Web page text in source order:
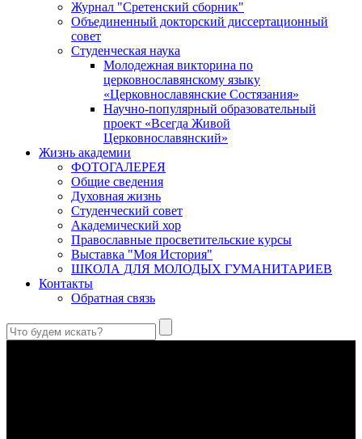
Журнал "Сретенский сборник"
Объединенный докторский диссертационный
совет
Студенческая наука
Молодежная викторина по
церковнославянскому языку
«Церковнославянские Состязания»
Научно-популярный образовательный
проект «Всегда Живой
Церковнославянский»
Жизнь академии
ФОТОГАЛЕРЕЯ
Общие сведения
Духовная жизнь
Студенческий совет
Академический хор
Православные просветительские курсы
Выставка "Моя История"
ШКОЛА ДЛЯ МОЛОДЫХ ГУМАНИТАРИЕВ
Контакты
Обратная связь